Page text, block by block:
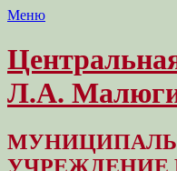
Меню
Л.А.